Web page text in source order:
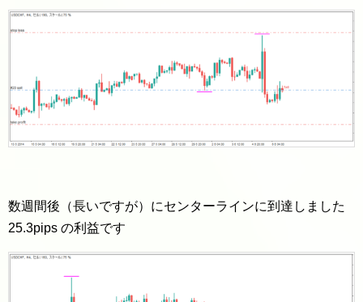
数週間後（長いですが）にセンターラインに到達しました
25.3pips の利益です